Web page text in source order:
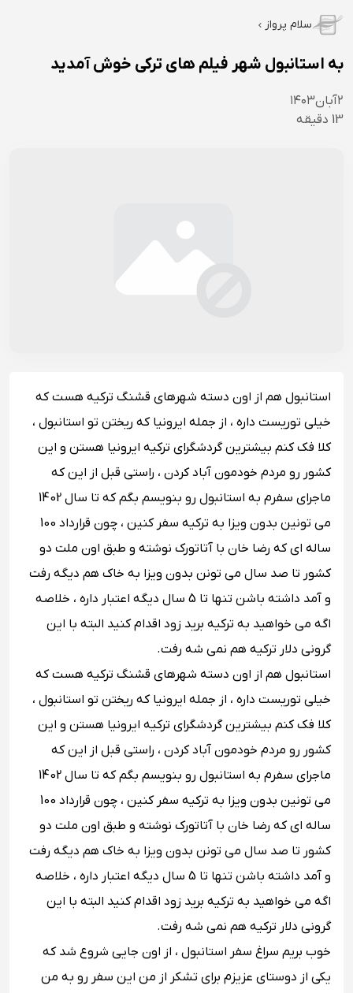
سلام پرواز
به استانبول شهر فیلم های ترکی خوش آمدید
۲آبان۱۴۰۳
13 دقیقه
استانبول هم از اون دسته شهرهای قشنگ ترکیه هست که
خیلی توریست داره ، از جمله ایرونیا که ریختن تو استانبول ،
کلا فک کنم بیشترین گردشگرای ترکیه ایرونیا هستن و این
کشور رو مردم خودمون آباد کردن ، راستی قبل از این که
ماجرای سفرم به استانبول رو بنویسم بگم که تا سال 1402
می تونین بدون ویزا به ترکیه سفر کنین ، چون قرارداد 100
ساله ای که رضا خان با آتاتورک نوشته و طبق اون ملت دو
کشور تا صد سال می تونن بدون ویزا به خاک هم دیگه رفت
و آمد داشته باشن تنها تا 5 سال دیگه اعتبار داره ، خلاصه
اگه می خواهید به ترکیه برید زود اقدام کنید البته با این
گرونی دلار ترکیه هم نمی شه رفت.
استانبول هم از اون دسته شهرهای قشنگ ترکیه هست که
خیلی توریست داره ، از جمله ایرونیا که ریختن تو استانبول ،
کلا فک کنم بیشترین گردشگرای ترکیه ایرونیا هستن و این
کشور رو مردم خودمون آباد کردن ، راستی قبل از این که
ماجرای سفرم به استانبول رو بنویسم بگم که تا سال 1402
می تونین بدون ویزا به ترکیه سفر کنین ، چون قرارداد 100
ساله ای که رضا خان با آتاتورک نوشته و طبق اون ملت دو
کشور تا صد سال می تونن بدون ویزا به خاک هم دیگه رفت
و آمد داشته باشن تنها تا 5 سال دیگه اعتبار داره ، خلاصه
اگه می خواهید به ترکیه برید زود اقدام کنید البته با این
گرونی دلار ترکیه هم نمی شه رفت.
خوب بریم سراغ سفر استانبول ، از اون جایی شروع شد که
یکی از دوستای عزیزم برای تشکر از من این سفر رو به من